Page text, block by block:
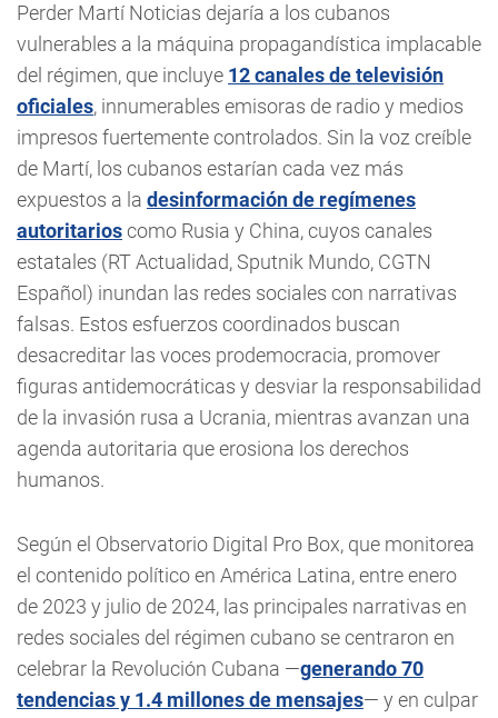
Perder Martí Noticias dejaría a los cubanos
vulnerables a la máquina propagandística implacable
del régimen, que incluye 12 canales de televisión
oficiales, innumerables emisoras de radio y medios
impresos fuertemente controlados. Sin la voz creíble
de Martí, los cubanos estarían cada vez más
expuestos a la desinformación de regímenes
autoritarioscomo Rusia y China, cuyos canales
estatales (RT Actualidad, Sputnik Mundo, CGTN
Español) inundan las redes sociales con narrativas
falsas. Estos esfuerzos coordinados buscan
desacreditar las voces prodemocracia, promover
figuras antidemocráticas y desviar la responsabilidad
de la invasión rusa a Ucrania, mientras avanzan una
agenda autoritaria que erosiona los derechos
humanos.
Según el Observatorio Digital Pro Box, que monitorea
el contenido político en América Latina, entre enero
de 2023 y julio de 2024, las principales narrativas en
redes sociales del régimen cubano se centraron en
celebrar la Revolución Cubana —generando 70
tendencias y 1.4 millones de mensajes— y en culpar